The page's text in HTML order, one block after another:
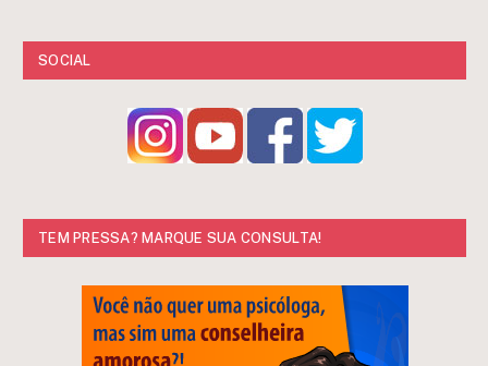
SOCIAL
TEM PRESSA? MARQUE SUA CONSULTA!